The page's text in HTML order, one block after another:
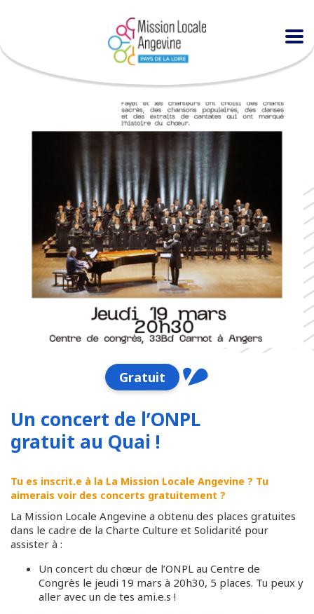
Un concert de l’ONPL gratuit au Quai !
Gratuit
Un concert de l’ONPL
gratuit au Quai !
Tu es inscrit.e à la La Mission Locale Angevine ? Tu
aimerais voir des concerts gratuitement ?
La Mission Locale Angevine a obtenu des places gratuites
dans le cadre de la Charte Culture et Solidarité pour
assister à :
Un concert du chœur de l’ONPL au Centre de
Congrès le jeudi 19 mars à 20h30, 5 places. Tu peux y
aller avec un de tes ami.e.s !